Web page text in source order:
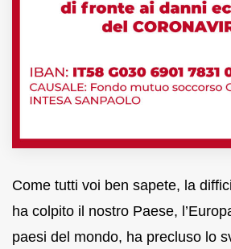
EDB edizioni - Via Brivio angolo C.
Informativa sulla privacy
Come tutti voi ben sapete, la
ha colpito il nostro Paese,
paesi del mondo, ha precluso lo